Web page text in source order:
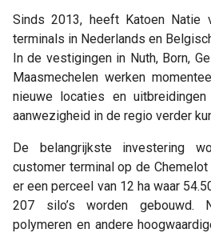
Sinds 2013, heeft Katoen Natie
terminals in Nederlands en
In de vestigingen in Nuth, Born,
Maasmechelen werken
nieuwe locaties en
aanwezigheid in de regio verder
De belangrijkste investering
customer terminal op de
er een perceel van 12 ha waar
207 silo’s worden gebouwd.
polymeren en andere